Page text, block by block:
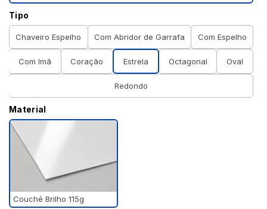
Tipo
Chaveiro Espelho Com Abridor de Garrafa Com Espelho
Com Imã Coração Estrela Octagonal Oval
Redondo
Material
Couché Brilho 115g